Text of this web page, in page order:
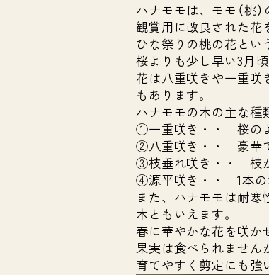
ハナモモは、モモ（桃
観賞用に改良された花
ひな祭りの桃の花とい
桜よりも少し早い3月
花は八重咲きや一重咲
もあります。
ハナモモの木の主な種
①一重咲き・・ 桜の
②八重咲き・・ 豪華
③枝垂れ咲き・・ 枝
④源平咲き・・ 1本の
また、ハナモモは耐
木ともいえます。
春に華やかな花を咲か
果実は食べられません
育てやすく剪定にも強